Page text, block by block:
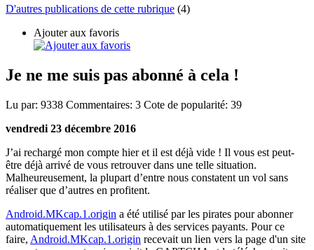
D'autres publications de cette rubrique (4)
Ajouter aux favoris
Je ne me suis pas abonné à cela !
Lu par: 9338 Commentaires: 3 Cote de popularité: 39
vendredi 23 décembre 2016
J’ai rechargé mon compte hier et il est déjà vide ! Il vous est peut-
être déjà arrivé de vous retrouver dans une telle situation.
Malheureusement, la plupart d’entre nous constatent un vol sans
réaliser que d’autres en profitent.
Android.MKcap.1.origin a été utilisé par les pirates pour abonner
automatiquement les utilisateurs à des services payants. Pour ce
faire, Android.MKcap.1.origin recevait un lien vers la page d'un site